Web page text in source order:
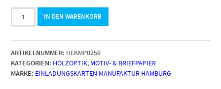
50
Blatt
DIN
A4,
Motiv
Holz
IN DEN WARENKORB
ARTIKELNUMMER: HEKMP0259
KATEGORIEN: HOLZOPTIK, MOTIV- & BRIEFPAPIER
MARKE: EINLADUNGSKARTEN MANUFAKTUR HAMBURG